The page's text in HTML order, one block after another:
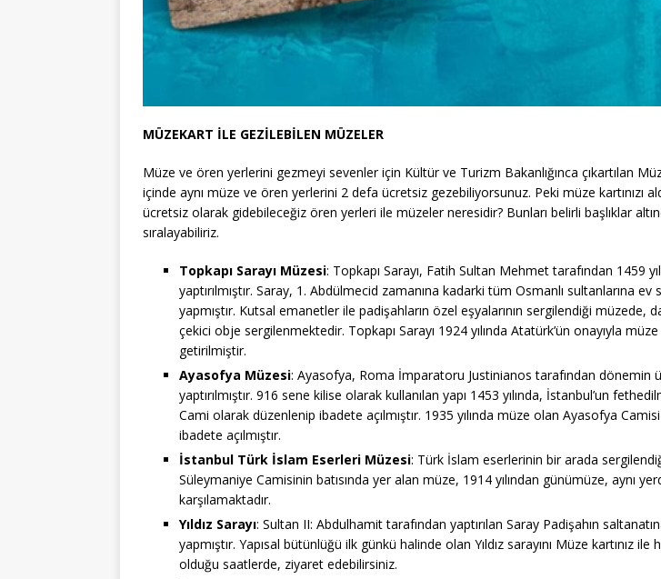
MÜZEKART İLE GEZİLEBİLEN MÜZELER
Müze ve ören yerlerini gezmeyi sevenler için Kültür ve Turizm Bakanlığınca çıkartılan
içinde aynı müze ve ören yerlerini 2 defa ücretsiz gezebiliyorsunuz. Peki müze kartınızı
ücretsiz olarak gidebileceğiz ören yerleri ile müzeler neresidir? Bunları belirli başlıklar
sıralayabiliriz.
Topkapı Sarayı Müzesi: Topkapı Sarayı, Fatih Sultan Mehmet tarafından 1459
yaptırılmıştır. Saray, 1. Abdülmecid zamanına kadarki tüm Osmanlı sultanlarına ev
yapmıştır. Kutsal emanetler ile padişahların özel eşyalarının sergilendiği müzede,
çekici obje sergilenmektedir. Topkapı Sarayı 1924 yılında Atatürk’ün onayıyla
getirilmiştir.
Ayasofya Müzesi: Ayasofya, Roma İmparatoru Justinianos tarafından dönemin
yaptırılmıştır. 916 sene kilise olarak kullanılan yapı 1453 yılında, İstanbul’un
Cami olarak düzenlenip ibadete açılmıştır. 1935 yılında müze olan Ayasofya
ibadete açılmıştır.
İstanbul Türk İslam Eserleri Müzesi: Türk İslam eserlerinin bir arada
Süleymaniye Camisinin batısında yer alan müze, 1914 yılından günümüze, aynı
karşılamaktadır.
Yıldız Sarayı: Sultan II: Abdulhamit tarafından yaptırılan Saray Padişahın
yapmıştır. Yapısal bütünlüğü ilk günkü halinde olan Yıldız sarayını Müze kartınız ile
olduğu saatlerde, ziyaret edebilirsiniz.